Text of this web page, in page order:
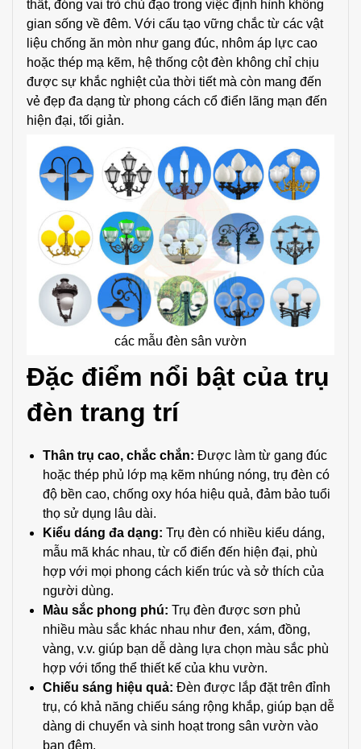
thất, đóng vai trò chủ đạo trong việc định hình không
gian sống về đêm. Với cấu tạo vững chắc từ các vật
liệu chống ăn mòn như gang đúc, nhôm áp lực cao
hoặc thép mạ kẽm, hệ thống cột đèn không chỉ chịu
được sự khắc nghiệt của thời tiết mà còn mang đến
vẻ đẹp đa dạng từ phong cách cổ điển lãng mạn đến
hiện đại, tối giản.
các mẫu đèn sân vườn
Đặc điểm nổi bật của trụ
đèn trang trí
Thân trụ cao, chắc chắn: Được làm từ gang đúc
hoặc thép phủ lớp mạ kẽm nhúng nóng, trụ đèn có
độ bền cao, chống oxy hóa hiệu quả, đảm bảo tuổi
thọ sử dụng lâu dài.
Kiểu dáng đa dạng: Trụ đèn có nhiều kiểu dáng,
mẫu mã khác nhau, từ cổ điển đến hiện đại, phù
hợp với mọi phong cách kiến trúc và sở thích của
người dùng.
Màu sắc phong phú: Trụ đèn được sơn phủ
nhiều màu sắc khác nhau như đen, xám, đồng,
vàng, v.v. giúp bạn dễ dàng lựa chọn màu sắc phù
hợp với tổng thể thiết kế của khu vườn.
Chiếu sáng hiệu quả: Đèn được lắp đặt trên đỉnh
trụ, có khả năng chiếu sáng rộng khắp, giúp bạn dễ
dàng di chuyển và sinh hoạt trong sân vườn vào
ban đêm.